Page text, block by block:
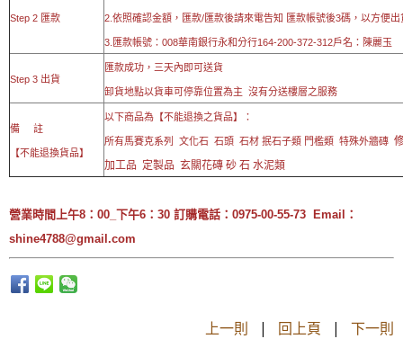
Step 2 匯款 2.依照確認金額，匯款/匯款後請來電告知 匯款帳號後3碼，以方便出
3.匯款帳號：008華南銀行永和分行164-200-372-312戶名：陳麗玉
Step 3 出貨
匯款成功，三天內即可送貨
卸貨地點以貨車可停靠位置為主 沒有分送樓層之服務
備 註
【不能退換貨品】
以下商品為【不能退換之貨品】：
所有馬賽克系列 文化石 石頭 石材 抿石子類 門檻類 特殊外牆磚
加工品 定製品 玄關花磚 砂 石 水泥類
營業時間上午8：00_下午6：30 訂購電話：0975-00-55-73 Email：
shine4788@gmail.com
上一則 | 回上頁 | 下一則